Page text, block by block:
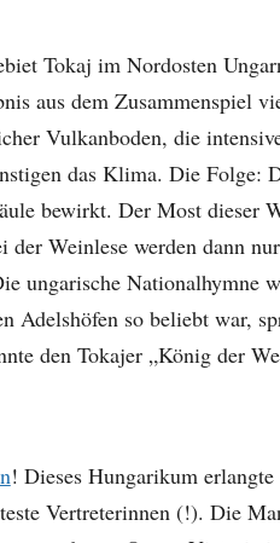
Tokaj im Nordosten
aus dem Zusammenspiel
Vulkanboden, die
das Klima. Die Folge:
bewirkt. Der Most dieser
Weinlese werden dann
ungarische Nationalhymne
Adelshöfen so beliebt war,
den Tokajer „König der
! Dieses Hungarikum
Vertreterinnen (!). Die